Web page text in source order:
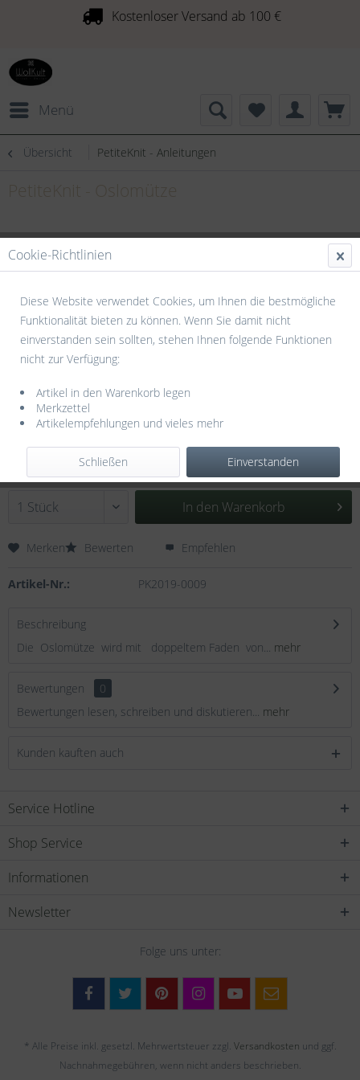
Kostenloser Versand ab 100 €
Menü
Übersicht PetiteKnit - Anleitungen
4,50 € *
inkl. MwSt.
In den Warenkorb
Merken Bewerten Empfehlen
Artikel-Nr.: PK2019-0009
Beschreibung
Die Oslomütze wird mit doppeltem Faden von... mehr
Bewertungen
0
Bewertungen lesen, schreiben und diskutieren... mehr
Kunden kauften auch
Service Hotline
Shop Service
Informationen
Newsletter
Folge uns unter:
* Alle Preise inkl. gesetzl. Mehrwertsteuer zzgl. Versandkosten und ggf.
Nachnahmegebühren, wenn nicht anders beschrieben.
Cookie-Richtlinien
Diese Website verwendet Cookies, um Ihnen die bestmögliche
Funktionalität bieten zu können. Wenn Sie damit nicht
einverstanden sein sollten, stehen Ihnen folgende Funktionen
nicht zur Verfügung:
Artikel in den Warenkorb legen
Merkzettel
Artikelempfehlungen und vieles mehr
Einverstanden
Schließen